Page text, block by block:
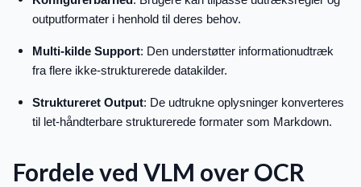
outputformater i henhold til deres behov.
Multi-kilde Support: Den understøtter informationudtræk
fra flere ikke-strukturerede datakilder.
Struktureret Output: De udtrukne oplysninger konverteres
til let-håndterbare strukturerede formater som Markdown.
Fordele ved VLM over OCR